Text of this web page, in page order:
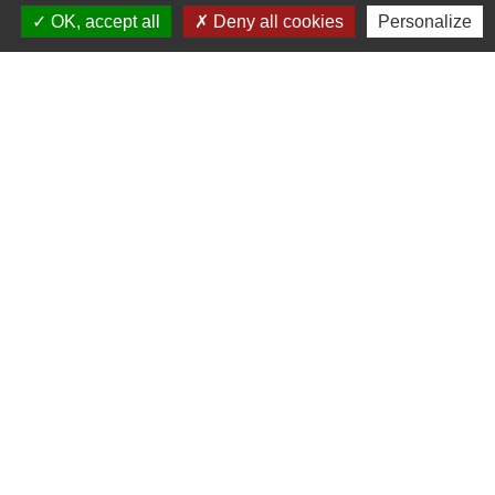
Contacts
Commune de Varennes
OK, accept all
Deny all cookies Personalize